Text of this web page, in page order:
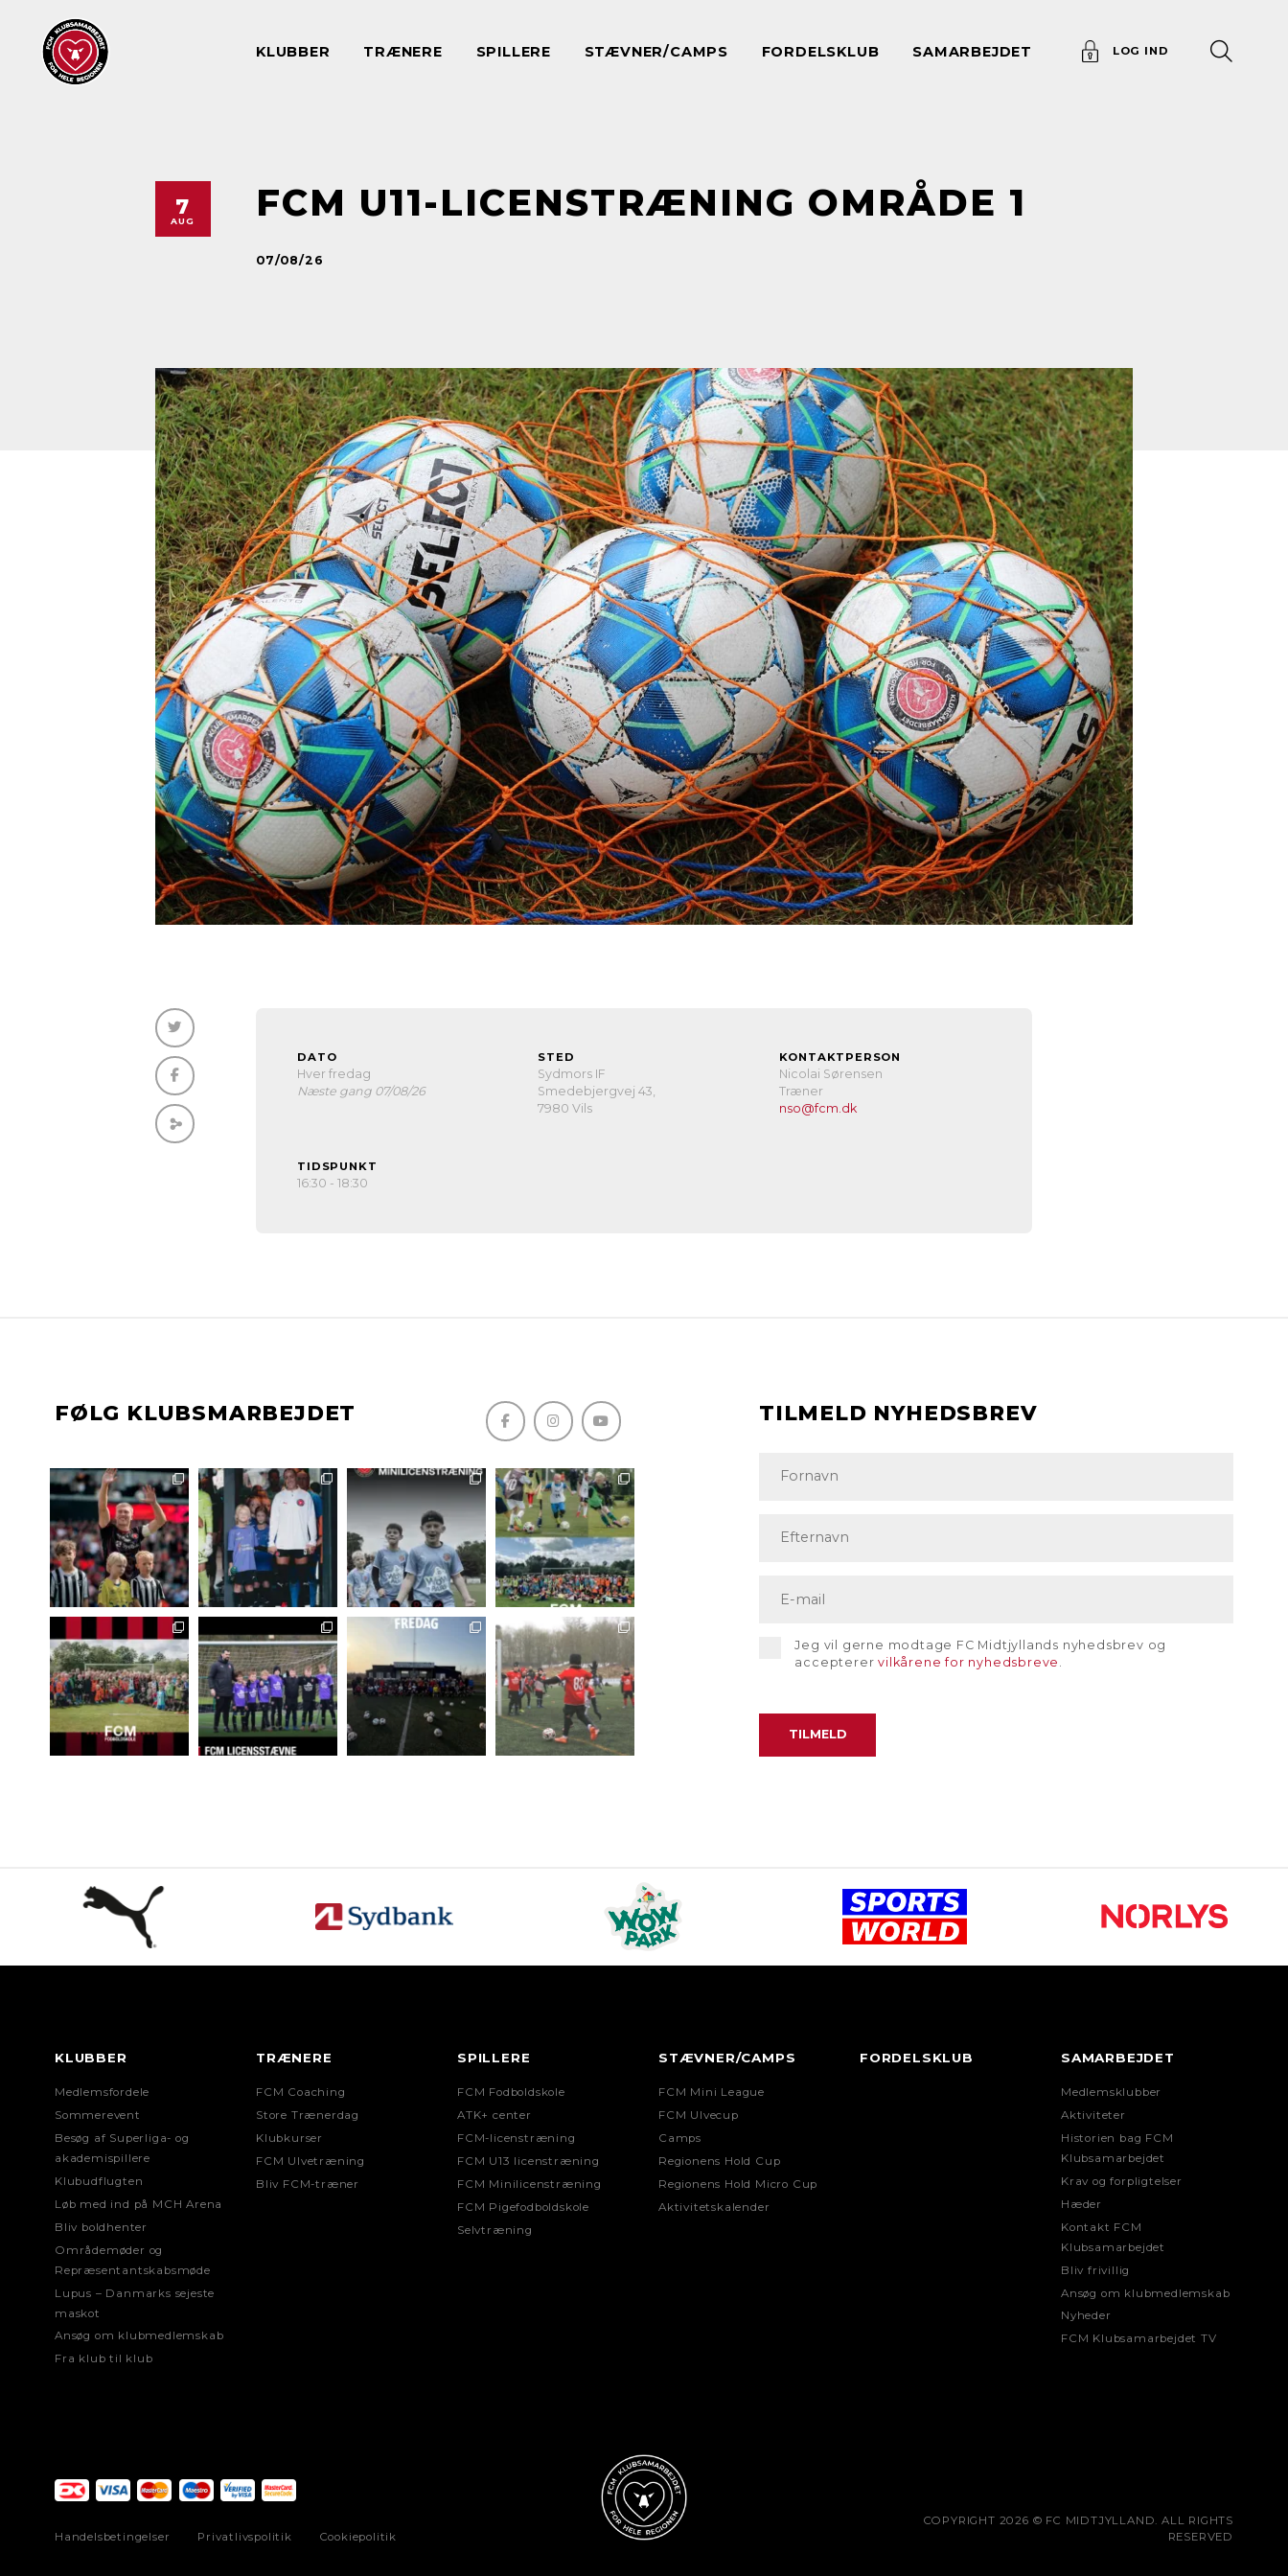
KLUBBER TRÆNERE SPILLERE STÆVNER/CAMPS FORDELSKLUB SAMARBEJDET LOG IND
7
AUG FCM U11-LICENSTRÆNING OMRÅDE 1
07/08/26
DATO
Hver fredag
Næste gang 07/08/26
STED
Sydmors IF
Smedebjergvej 43,
7980 Vils
KONTAKTPERSON
Nicolai Sørensen
Træner
nso@fcm.dk
TIDSPUNKT
16:30 - 18:30
FØLG KLUBSMARBEJDET TILMELD NYHEDSBREV
Jeg vil gerne modtage FC Midtjyllands nyhedsbrev og
accepterervilkårene for nyhedsbreve .
KLUBBER
Medlemsfordele
Sommerevent
Besøg af Superliga- og
akademispillere
Klubudflugten
Løb med ind på MCH Arena
Bliv boldhenter
Områdemøder og
Repræsentantskabsmøde
Lupus – Danmarks sejeste
maskot
Ansøg om klubmedlemskab
Fra klub til klub
TRÆNERE
FCM Coaching
Store Trænerdag
Klubkurser
FCM Ulvetræning
Bliv FCM-træner
SPILLERE
FCM Fodboldskole
ATK+ center
FCM-licenstræning
FCM U13 licenstræning
FCM Minilicenstræning
FCM Pigefodboldskole
Selvtræning
STÆVNER/CAMPS
FCM Mini League
FCM Ulvecup
Camps
Regionens Hold Cup
Regionens Hold Micro Cup
Aktivitetskalender
FORDELSKLUB SAMARBEJDET
Medlemsklubber
Aktiviteter
Historien bag FCM
Klubsamarbejdet
Krav og forpligtelser
Hæder
Kontakt FCM
Klubsamarbejdet
Bliv frivillig
Ansøg om klubmedlemskab
Nyheder
FCM Klubsamarbejdet TV
Handelsbetingelser Privatlivspolitik Cookiepolitik
COPYRIGHT 2026 © FC MIDTJYLLAND. ALL RIGHTS
RESERVED